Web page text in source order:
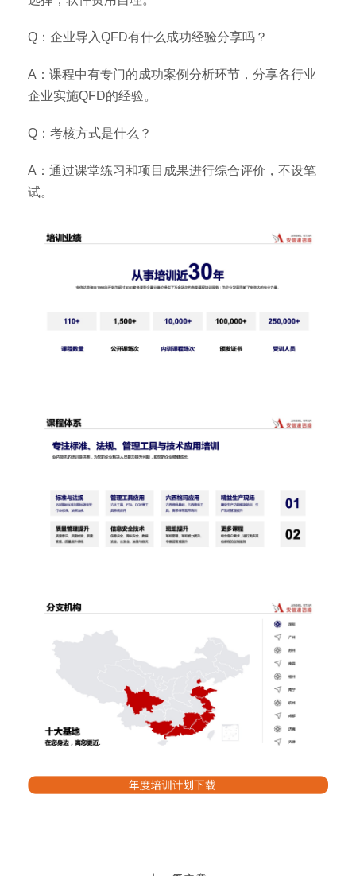
Q：企业导入QFD有什么成功经验分享吗？
A：课程中有专门的成功案例分析环节，分享各行业
企业实施QFD的经验。
Q：考核方式是什么？
A：通过课堂练习和项目成果进行综合评价，不设笔
试。